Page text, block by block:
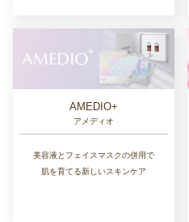
AMEDIO+
アメディオ
美容液とフェイスマスクの併用で
肌を育てる新しいスキンケア